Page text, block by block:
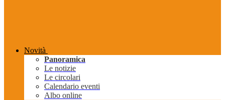
Novità
Panoramica
Le notizie
Le circolari
Calendario eventi
Albo online